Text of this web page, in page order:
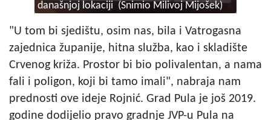
današnjoj lokaciji (Snimio Milivoj Mijošek)
"U tom bi sjedištu, osim nas, bila i Vatrogasna
zajednica županije, hitna služba, kao i skladište
Crvenog križa. Prostor bi bio polivalentan, a nama
fali i poligon, koji bi tamo imali", nabraja nam
prednosti ove ideje Rojnić. Grad Pula je još 2019.
godine dodijelio pravo gradnje JVP-u Pula na